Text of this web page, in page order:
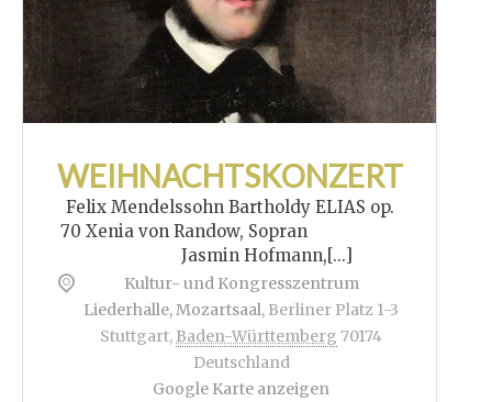
WEIHNACHTSKONZERT
Felix Mendelssohn Bartholdy ELIAS op.
70 Xenia von Randow, Sopran
Jasmin Hofmann,[...]
Kultur- und Kongresszentrum
Liederhalle, Mozartsaal, Berliner Platz 1-3
Stuttgart, Baden-Württemberg 70174
Deutschland
Google Karte anzeigen